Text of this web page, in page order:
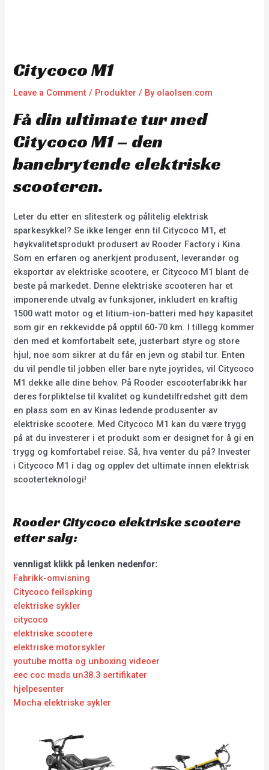
Citycoco M1
Leave a Comment / Produkter / By olaolsen.com
Få din ultimate tur med
Citycoco M1 – den
banebrytende elektriske
scooteren.
Leter du etter en slitesterk og pålitelig elektrisk
sparkesykkel? Se ikke lenger enn til Citycoco M1, et
høykvalitetsprodukt produsert av Rooder Factory i Kina.
Som en erfaren og anerkjent produsent, leverandør og
eksportør av elektriske scootere, er Citycoco M1 blant de
beste på markedet. Denne elektriske scooteren har et
imponerende utvalg av funksjoner, inkludert en kraftig
1500 watt motor og et litium-ion-batteri med høy kapasitet
som gir en rekkevidde på opptil 60-70 km. I tillegg kommer
den med et komfortabelt sete, justerbart styre og store
hjul, noe som sikrer at du får en jevn og stabil tur. Enten
du vil pendle til jobben eller bare nyte joyrides, vil Citycoco
M1 dekke alle dine behov. På Rooder escooterfabrikk har
deres forpliktelse til kvalitet og kundetilfredshet gitt dem
en plass som en av Kinas ledende produsenter av
elektriske scootere. Med Citycoco M1 kan du være trygg
på at du investerer i et produkt som er designet for å gi en
trygg og komfortabel reise. Så, hva venter du på? Invester
i Citycoco M1 i dag og opplev det ultimate innen elektrisk
scooterteknologi!
Rooder Citycoco elektriske scootere
etter salg:
vennligst klikk på lenken nedenfor:
Fabrikk-omvisning
Citycoco feilsøking
elektriske sykler
citycoco
elektriske scootere
elektriske motorsykler
youtube motta og unboxing videoer
eec coc msds un38.3 sertifikater
hjelpesenter
Mocha elektriske sykler